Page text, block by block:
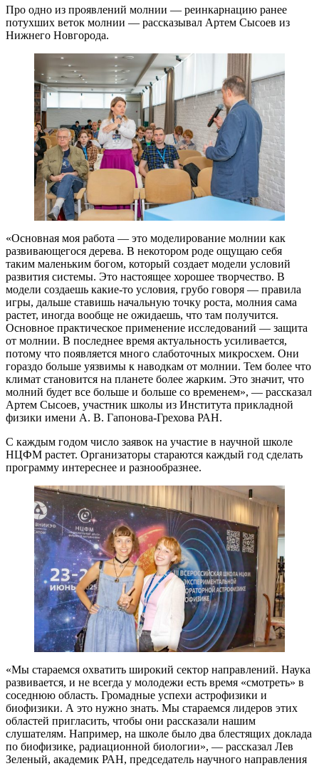
Про одно из проявлений молнии — реинкарнацию ранее
потухших веток молнии — рассказывал Артем Сысоев из
Нижнего Новгорода.
«Основная моя работа — это моделирование молнии как
развивающегося дерева. В некотором роде ощущаю себя
таким маленьким богом, который создает модели условий
развития системы. Это настоящее хорошее творчество. В
модели создаешь какие-то условия, грубо говоря — правила
игры, дальше ставишь начальную точку роста, молния сама
растет, иногда вообще не ожидаешь, что там получится.
Основное практическое применение исследований — защита
от молнии. В последнее время актуальность усиливается,
потому что появляется много слаботочных микросхем. Они
гораздо больше уязвимы к наводкам от молнии. Тем более что
климат становится на планете более жарким. Это значит, что
молний будет все больше и больше со временем», — рассказал
Артем Сысоев, участник школы из Института прикладной
физики имени А. В. Гапонова-Грехова РАН.
С каждым годом число заявок на участие в научной школе
НЦФМ растет. Организаторы стараются каждый год сделать
программу интереснее и разнообразнее.
«Мы стараемся охватить широкий сектор направлений. Наука
развивается, и не всегда у молодежи есть время «смотреть» в
соседнюю область. Громадные успехи астрофизики и
биофизики. А это нужно знать. Мы стараемся лидеров этих
областей пригласить, чтобы они рассказали нашим
слушателям. Например, на школе было два блестящих доклада
по биофизике, радиационной биологии», — рассказал Лев
Зеленый, академик РАН, председатель научного направления